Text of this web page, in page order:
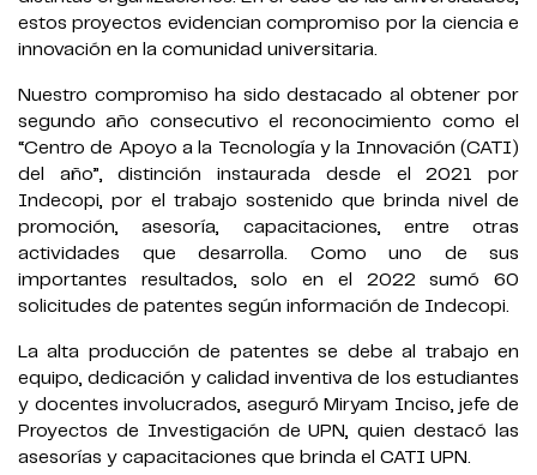
estos proyectos evidencian compromiso por la ciencia e
innovación en la comunidad universitaria.
Nuestro compromiso ha sido destacado al obtener por
segundo año consecutivo el reconocimiento como el
“Centro de Apoyo a la Tecnología y la Innovación (CATI)
del año”, distinción instaurada desde el 2021 por
Indecopi, por el trabajo sostenido que brinda nivel de
promoción, asesoría, capacitaciones, entre otras
actividades que desarrolla. Como uno de sus
importantes resultados, solo en el 2022 sumó 60
solicitudes de patentes según información de Indecopi.
La alta producción de patentes se debe al trabajo en
equipo, dedicación y calidad inventiva de los estudiantes
y docentes involucrados, aseguró Miryam Inciso, jefe de
Proyectos de Investigación de UPN, quien destacó las
asesorías y capacitaciones que brinda el CATI UPN.